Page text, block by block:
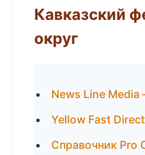
Кавказский
округ
News Line
Yellow Fast
Справочник Pro